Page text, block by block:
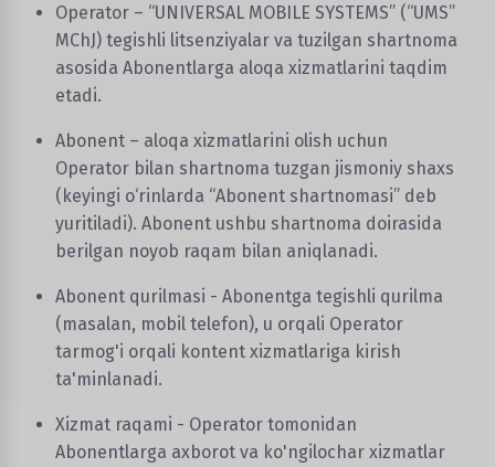
Operator – “UNIVERSAL MOBILE SYSTEMS” (“UMS”
MChJ) tegishli litsenziyalar va tuzilgan shartnoma
asosida Abonentlarga aloqa xizmatlarini taqdim
etadi.
Abonent – aloqa xizmatlarini olish uchun
Operator bilan shartnoma tuzgan jismoniy shaxs
(keyingi o‘rinlarda “Abonent shartnomasi” deb
yuritiladi). Abonent ushbu shartnoma doirasida
berilgan noyob raqam bilan aniqlanadi.
Abonent qurilmasi - Abonentga tegishli qurilma
(masalan, mobil telefon), u orqali Operator
tarmog'i orqali kontent xizmatlariga kirish
ta'minlanadi.
Xizmat raqami - Operator tomonidan
Abonentlarga axborot va ko'ngilochar xizmatlar